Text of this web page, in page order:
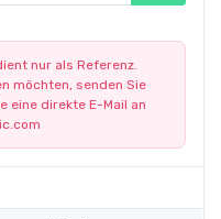
nur als Referenz.
möchten, senden Sie
eine direkte E-Mail an